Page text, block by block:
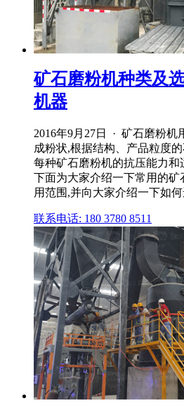
矿石磨粉机种类及
机器
2016年9月27日 · 矿石磨粉机
成粉状,根据结构、产品粒度
每种矿石磨粉机的抗压能力
下面为大家介绍一下常用的
用范围,并向大家介绍一下如
联系电话: 180 3780 8511